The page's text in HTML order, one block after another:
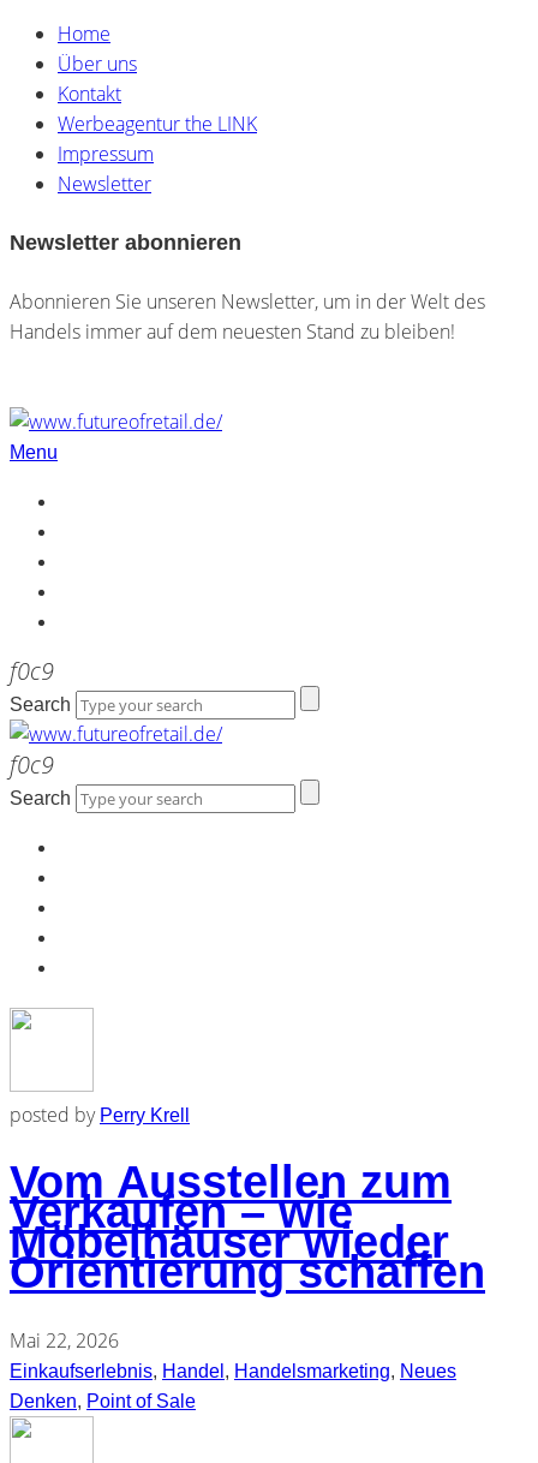
Home
Über uns
Kontakt
Werbeagentur the LINK
Impressum
Newsletter
Newsletter abonnieren
Abonnieren Sie unseren Newsletter, um in der Welt des
Handels immer auf dem neuesten Stand zu bleiben!
Menu
Search
Search
posted by Perry Krell
Vom Ausstellen zum
Verkaufen – wie
Möbelhäuser wieder
Orientierung schaffen
Mai 22, 2026
Einkaufserlebnis, Handel , Handelsmarketing, Neues
Denken, Point of Sale